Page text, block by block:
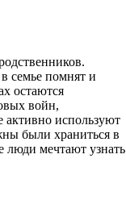
семье помнят и
остаются
войн,
активно используют
были храниться в
люди мечтают узнать